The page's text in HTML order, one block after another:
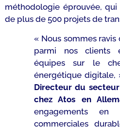
méthodologie éprouvée,
de plus de 500 projets de
« Nous sommes ravis
parmi nos clients
équipes sur le
énergétique digitale,
Directeur du secteur
chez Atos en
engagements en
commerciales